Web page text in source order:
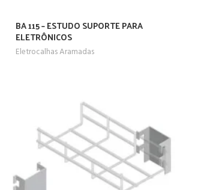
BA 115 – ESTUDO SUPORTE PARA
ELETRÔNICOS
Eletrocalhas Aramadas